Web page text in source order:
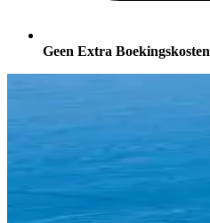
Geen Extra Boekingskosten